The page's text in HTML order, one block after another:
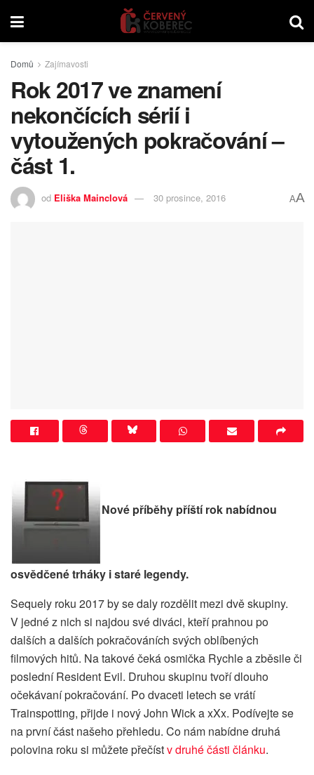
Domů Zajímavosti
Rok 2017 ve znamení
nekončících sérií i
vytoužených pokračování –
část 1.
od Eliška Mainclová 30 prosince, 2016 AA
Nové příběhy příští rok nabídnou
osvědčené trháky i staré legendy.
Sequely roku 2017 by se daly rozdělit mezi dvě skupiny.
V jedné z nich si najdou své diváci, kteří prahnou po
dalších a dalších pokračováních svých oblíbených
filmových hitů. Na takové čeká osmička Rychle a zběsile či
poslední Resident Evil. Druhou skupinu tvoří dlouho
očekávaní pokračování. Po dvaceti letech se vrátí
Trainspotting, přijde i nový John Wick a xXx. Podívejte se
na první část našeho přehledu. Co nám nabídne druhá
polovina roku si můžete přečístv druhé části článku.